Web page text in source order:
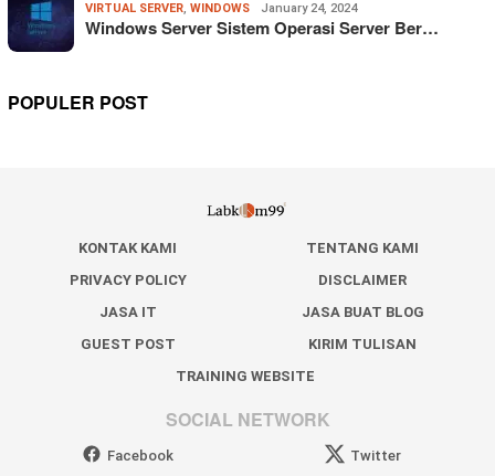
VIRTUAL SERVER, WINDOWS January 24, 2024
Windows Server Sistem Operasi Server Ber…
POPULER POST
KONTAK KAMI
TENTANG KAMI
PRIVACY POLICY
DISCLAIMER
JASA IT
JASA BUAT BLOG
GUEST POST
KIRIM TULISAN
TRAINING WEBSITE
SOCIAL NETWORK
Facebook Twitter